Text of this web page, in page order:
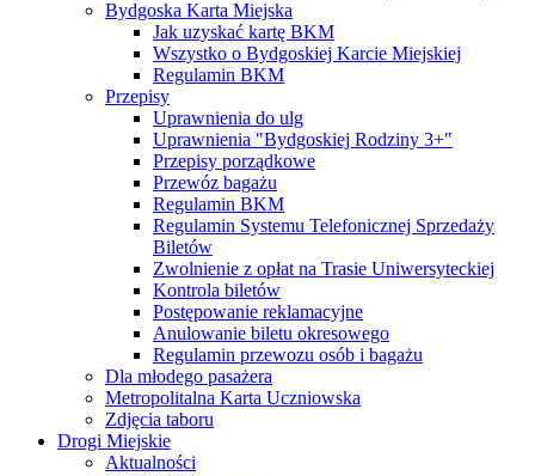
Bydgoska Karta Miejska
Jak uzyskać kartę BKM
Wszystko o Bydgoskiej Karcie Miejskiej
Regulamin BKM
Przepisy
Uprawnienia do ulg
Uprawnienia "Bydgoskiej Rodziny 3+"
Przepisy porządkowe
Przewóz bagażu
Regulamin BKM
Regulamin Systemu Telefonicznej Sprzedaży
Biletów
Zwolnienie z opłat na Trasie Uniwersyteckiej
Kontrola biletów
Postępowanie reklamacyjne
Anulowanie biletu okresowego
Regulamin przewozu osób i bagażu
Dla młodego pasażera
Metropolitalna Karta Uczniowska
Zdjęcia taboru
Drogi Miejskie
Aktualności